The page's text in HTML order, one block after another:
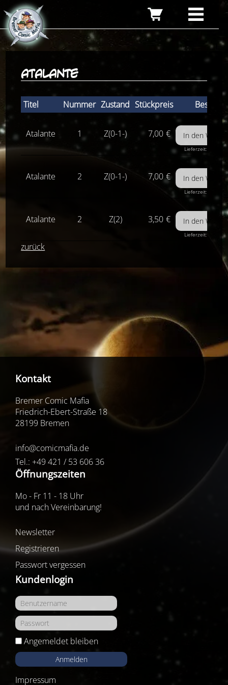
atalante
Titel Nummer Zustand Stückpreis
Atalante 1 Z(0-1-) 7,00 €
Lieferzeit: 1-3
Atalante 2 Z(0-1-) 7,00 €
Lieferzeit: 1-3
Atalante 2 Z(2) 3,50 €
Lieferzeit: 1-3
zurück
Kontakt
Bremer Comic Mafia
Friedrich-Ebert-Straße 18
28199 Bremen
info@comicmafia.de
Tel.: +49 421 / 53 606 36
Öffnungszeiten
Mo - Fr 11 - 18 Uhr
und nach Vereinbarung!
Newsletter
Registrieren
Passwort vergessen
Kundenlogin
Angemeldet bleiben
Anmelden
Impressum